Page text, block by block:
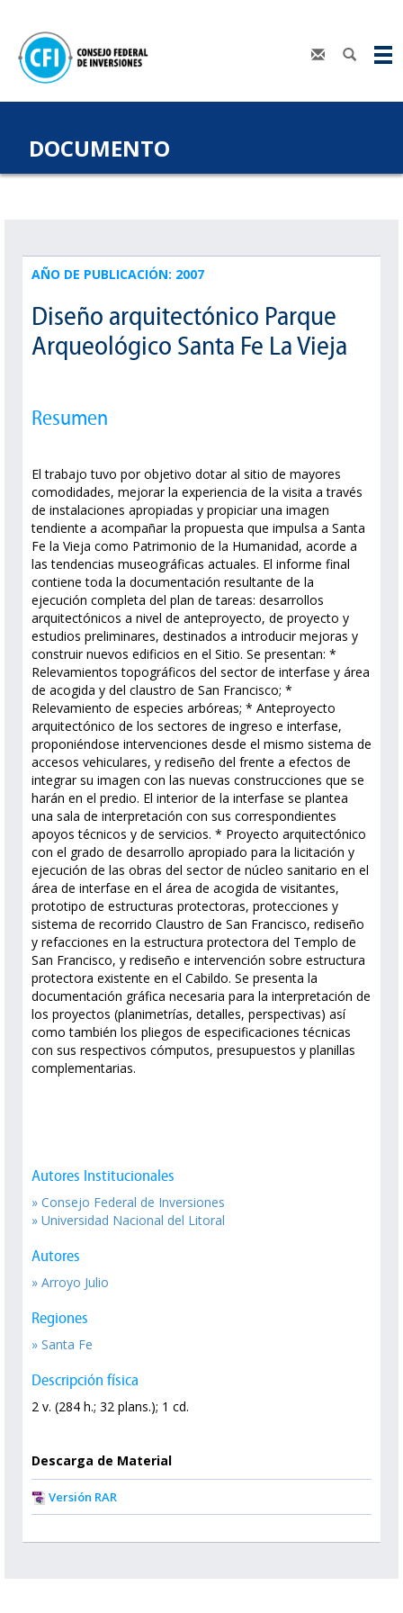
DOCUMENTO
AÑO DE PUBLICACIÓN: 2007
Diseño arquitectónico Parque
Arqueológico Santa Fe La Vieja
Resumen
El trabajo tuvo por objetivo dotar al sitio de mayores
comodidades, mejorar la experiencia de la visita a través
de instalaciones apropiadas y propiciar una imagen
tendiente a acompañar la propuesta que impulsa a Santa
Fe la Vieja como Patrimonio de la Humanidad, acorde a
las tendencias museográficas actuales. El informe final
contiene toda la documentación resultante de la
ejecución completa del plan de tareas: desarrollos
arquitectónicos a nivel de anteproyecto, de proyecto y
estudios preliminares, destinados a introducir mejoras y
construir nuevos edificios en el Sitio. Se presentan: *
Relevamientos topográficos del sector de interfase y área
de acogida y del claustro de San Francisco; *
Relevamiento de especies arbóreas; * Anteproyecto
arquitectónico de los sectores de ingreso e interfase,
proponiéndose intervenciones desde el mismo sistema de
accesos vehiculares, y rediseño del frente a efectos de
integrar su imagen con las nuevas construcciones que se
harán en el predio. El interior de la interfase se plantea
una sala de interpretación con sus correspondientes
apoyos técnicos y de servicios. * Proyecto arquitectónico
con el grado de desarrollo apropiado para la licitación y
ejecución de las obras del sector de núcleo sanitario en el
área de interfase en el área de acogida de visitantes,
prototipo de estructuras protectoras, protecciones y
sistema de recorrido Claustro de San Francisco, rediseño
y refacciones en la estructura protectora del Templo de
San Francisco, y rediseño e intervención sobre estructura
protectora existente en el Cabildo. Se presenta la
documentación gráfica necesaria para la interpretación de
los proyectos (planimetrías, detalles, perspectivas) así
como también los pliegos de especificaciones técnicas
con sus respectivos cómputos, presupuestos y planillas
complementarias.
Autores Institucionales
» Consejo Federal de Inversiones
» Universidad Nacional del Litoral
Autores
» Arroyo Julio
Regiones
» Santa Fe
Descripción física
2 v. (284 h.; 32 plans.); 1 cd.
Descarga de Material
Versión RAR